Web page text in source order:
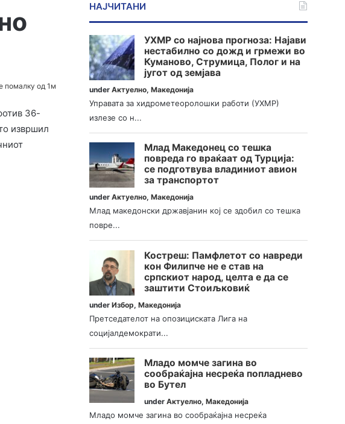
помалку од 1м
36-
извршил
НАЈЧИТАНИ
УХМР со најнова прогноза: Најави
нестабилно со дожд и грмежи во
Куманово, Струмица, Полог и на
југот од земјава
underАктуелно,Македонија
Управата за хидрометеоролошки работи (УХМР)
излезе со н...
Млад Македонец со тешка
повреда го враќаат од Турција:
се подготвува владиниот авион
за транспортот
underАктуелно,Македонија
Млад македонски државјанин кој се здобил со тешка
повре...
Костреш: Памфлетот со навреди
кон Филипче не е став на
српскиот народ, целта е да се
заштити Стоиљковиќ
underИзбор,Македонија
Претседателот на опозициската Лига на
социјалдемократи...
Младо момче загина во
сообраќајна несреќа попладнево
во Бутел
underАктуелно,Македонија
Младо момче загина во сообраќајна несреќа